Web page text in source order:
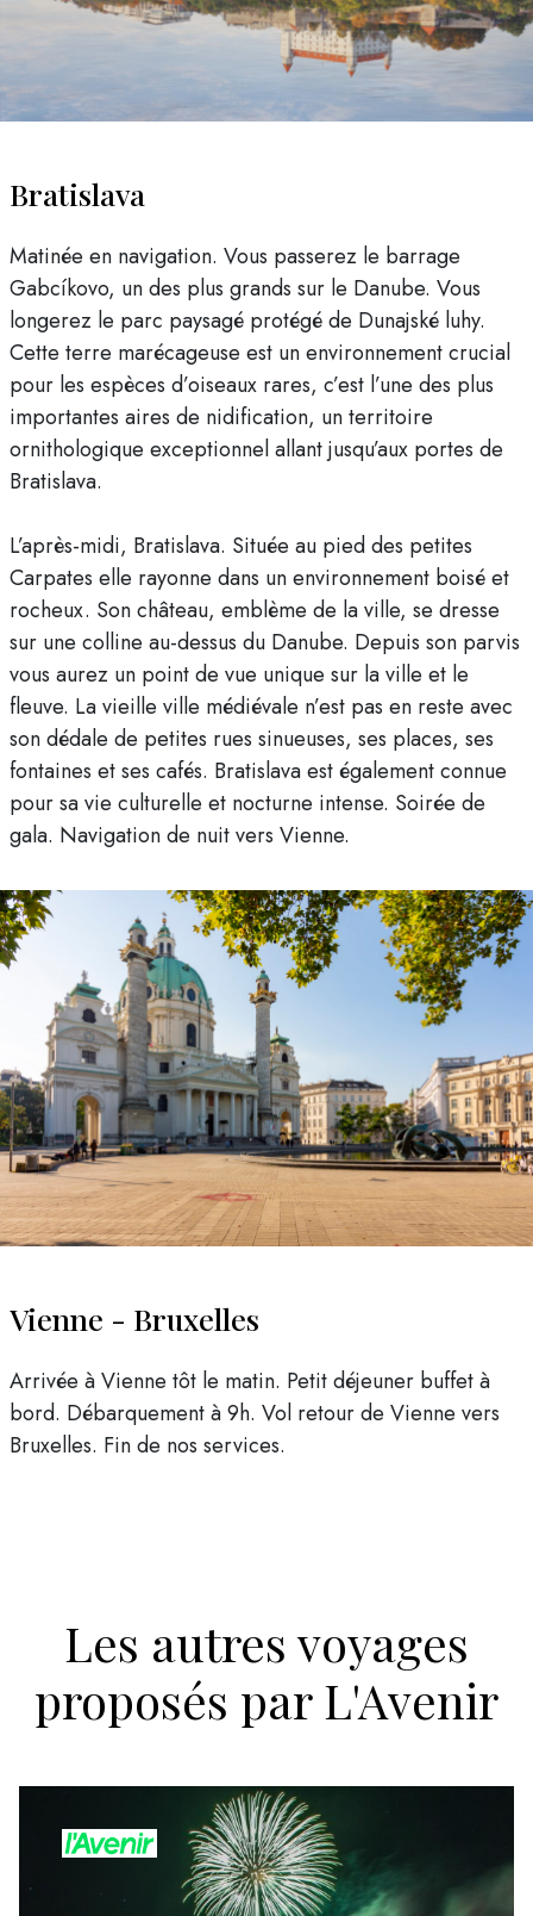
Bratislava
Matinée en navigation. Vous passerez le barrage
Gabcíkovo, un des plus grands sur le Danube. Vous
longerez le parc paysagé protégé de Dunajské luhy.
Cette terre marécageuse est un environnement crucial
pour les espèces d’oiseaux rares, c’est l’une des plus
importantes aires de nidification, un territoire
ornithologique exceptionnel allant jusqu’aux portes de
Bratislava.
L’après-midi, Bratislava. Située au pied des petites
Carpates elle rayonne dans un environnement boisé et
rocheux. Son château, emblème de la ville, se dresse
sur une colline au-dessus du Danube. Depuis son parvis
vous aurez un point de vue unique sur la ville et le
fleuve. La vieille ville médiévale n’est pas en reste avec
son dédale de petites rues sinueuses, ses places, ses
fontaines et ses cafés. Bratislava est également connue
pour sa vie culturelle et nocturne intense. Soirée de
gala. Navigation de nuit vers Vienne.
Vienne - Bruxelles
Arrivée à Vienne tôt le matin. Petit déjeuner buffet à
bord. Débarquement à 9h. Vol retour de Vienne vers
Bruxelles. Fin de nos services.
Les autres voyages
proposés par L'Avenir